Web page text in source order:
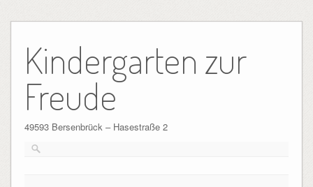
content
Kindergarten zur
Freude
49593 Bersenbrück – Hasestraße 2